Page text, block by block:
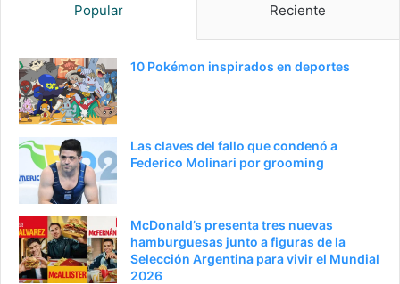
e
o
r
p
i
n
Popular Reciente
10 Pokémon inspirados en deportes
Las claves del fallo que condenó a
Federico Molinari por grooming
McDonald’s presenta tres nuevas
hamburguesas junto a figuras de la
Selección Argentina para vivir el Mundial
2026